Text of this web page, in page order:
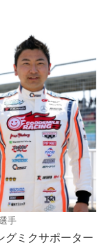
手
ミクサポーター